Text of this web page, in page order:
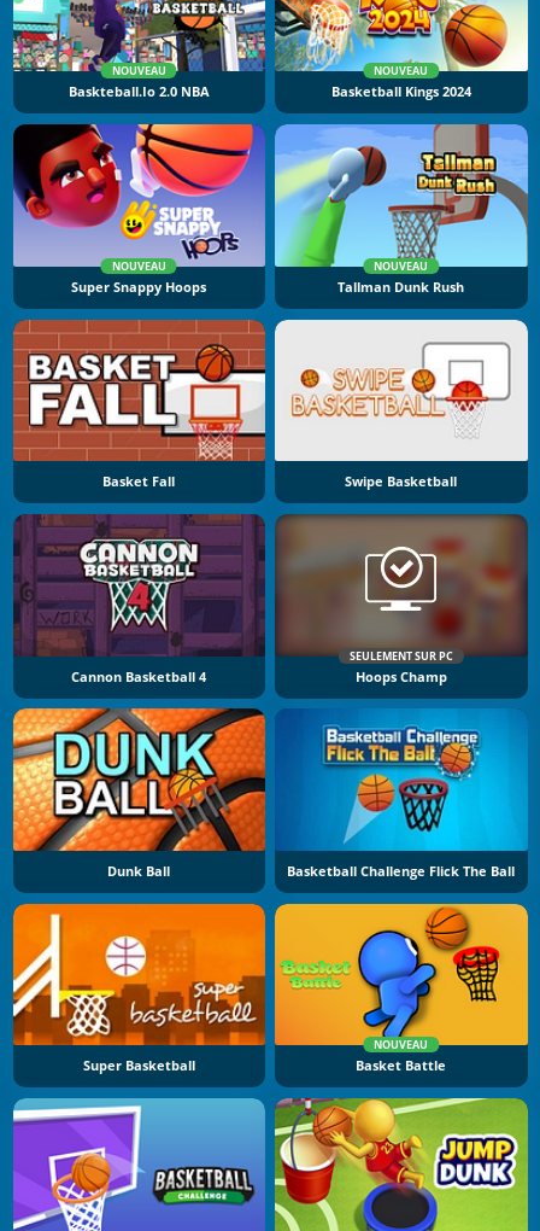
NOUVEAU
Baskteball.io 2.0 NBA
NOUVEAU
Basketball Kings 2024
NOUVEAU
Super Snappy Hoops
NOUVEAU
Tallman Dunk Rush
Basket Fall Swipe Basketball
Cannon Basketball 4
SEULEMENT SUR PC
Hoops Champ
Dunk Ball Basketball Challenge Flick The Ball
Super Basketball
NOUVEAU
Basket Battle